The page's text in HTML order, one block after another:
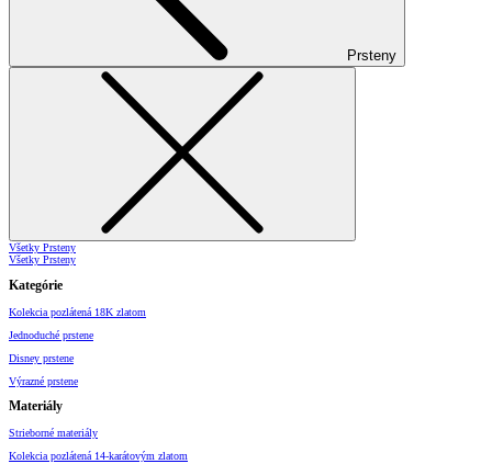
Prsteny
Všetky Prsteny
Všetky Prsteny
Kategórie
Kolekcia pozlátená 18K zlatom
Jednoduché prstene
Disney prstene
Výrazné prstene
Materiály
Strieborné materiály
Kolekcia pozlátená 14-karátovým zlatom